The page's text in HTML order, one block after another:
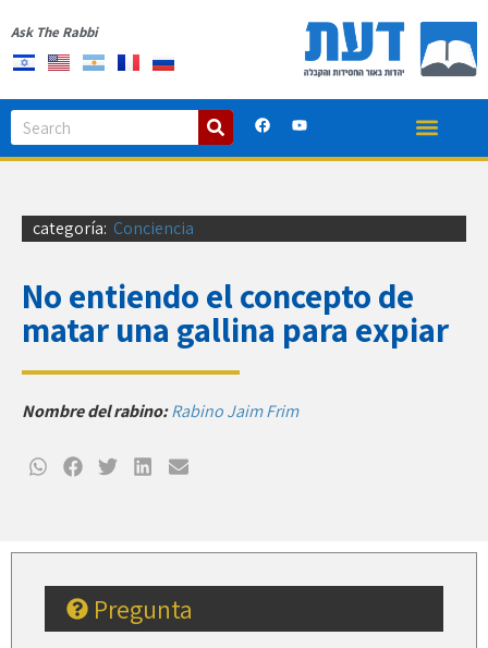
Ask The Rabbi
categoría: Conciencia
No entiendo el concepto de
matar una gallina para expiar
Nombre del rabino:Rabino Jaim Frim
Pregunta